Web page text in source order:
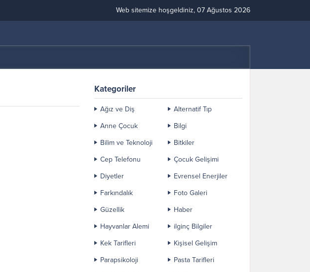
Web sitemize hoşgeldiniz, 07 Ağustos 2026
Kategoriler
Ağız ve Diş
Alternatif Tıp
Anne Çocuk
Bilgi
Bilim ve Teknoloji
Bitkiler
Cep Telefonu
Çocuk Gelişimi
Diyetler
Evrensel Enerjiler
Farkındalık
Foto Galeri
Güzellik
Haber
Hayvanlar Alemi
ilginç Bilgiler
Kek Tarifleri
Kişisel Gelişim
Parapsikoloji
Pasta Tarifleri